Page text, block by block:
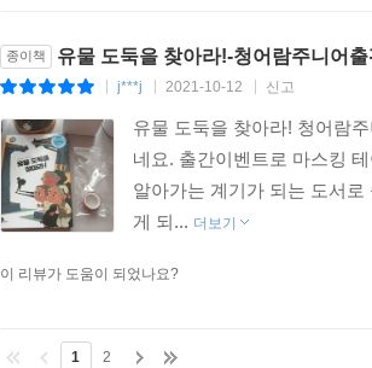
종이책 유물 도둑을 찾아라!-청어람주니어
j***j 2021-10-12 신고
유물 도둑을 찾아라! 청어람
네요. 출간이벤트로 마스킹
알아가는 계기가 되는 도서
게 되... 더보기
이 리뷰가 도움이 되었나요?
1 2